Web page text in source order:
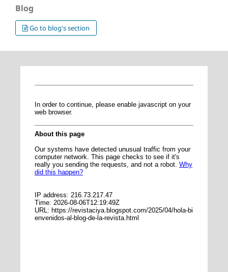
Blog
Go to blog's section